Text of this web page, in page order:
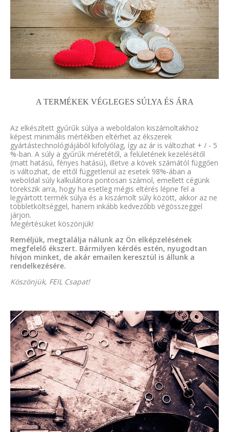
A TERMÉKEK VÉGLEGES SÚLYA ÉS ÁRA
Az elkészített gyűrűk súlya a weboldalon kiszámoltakhoz
képest minimális mértékben eltérhet az ékszerek
gyártástechnológiájából kifolyólag, így az ár is változhat + / - 5
%-ban. A súly a gyűrűk méretétől, a felületének kezelésétől
(matt hatású, fényes hatású), illetve a kövek számától függően
is változhat, de ettől függetlenül az esetek 98%-ában a
weboldal súly kalkulátora pontosan számol, emellett cégünk
törekszik arra, hogy ha esetleg mégis eltérés lépne fel a
legyártott termék súlya és a kiszámolt súly között, akkor az ne
többletköltséggel, hanem inkább kedvezőbb végösszeggel
járjon.
Megértésüket köszönjük!
Reméljük, megtalálja nálunk az Ön elképzelésének
megfelelő ékszert. Bármilyen kérdés estén, nyugodtan
hívjon minket, de akár emailen keresztül is állunk a
rendelkezésére.
Köszönjük, FEIL Csapat!